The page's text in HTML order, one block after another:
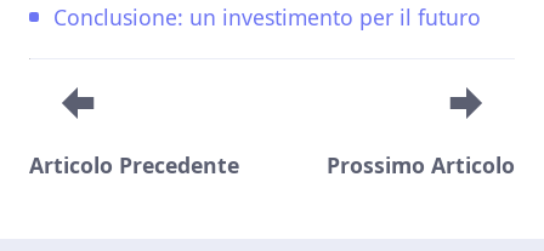
Conclusione: un investimento per il futuro
Articolo Precedente Prossimo Articolo